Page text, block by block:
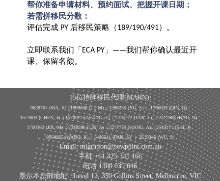
帮你准备申请材料、预约面试、把握开课日期；
若需拼移民分数：
评估完成 PY 后移民策略（189/190/491）。
立即联系我们「 ECA PY 」 ——我们帮你确认最近开
课、保留名额。
15位持牌移民代理(MARN):
0638764 (MA, K) |1808486 (LI, M) | 1386250 (XU, S)| 1796643 (QIN, Q)
1574803 (CHEN, J) | 1570012 (ZHANG, Z) | 1279772 (TAN, T) | 2217988 (BAO, N)
1700363 (JIA, M) | 2318286 (LIN, A) | 2217779 (WANG, A) | 2519171 (SHI, J)
0964025 (WANG, K) | 1466611 (PAN, S)| 2619340 (WU, S)
Email: migration@newpoint.com.au
手机:+61 425 345 166
电话:1300 039 646
墨尔本总部地址: :Level 12, 350 Collins Street, Melbourne, VIC